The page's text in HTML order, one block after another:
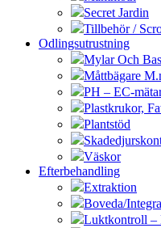
Secret Jardin
Tillbehör /
Odlingsutrustning
Mylar Och
Måttbägare
PH – EC-
Plastkrukor,
Plantstöd
Väskor
Efterbehandling
Extraktion
Boveda/Integra
Luktkontroll –